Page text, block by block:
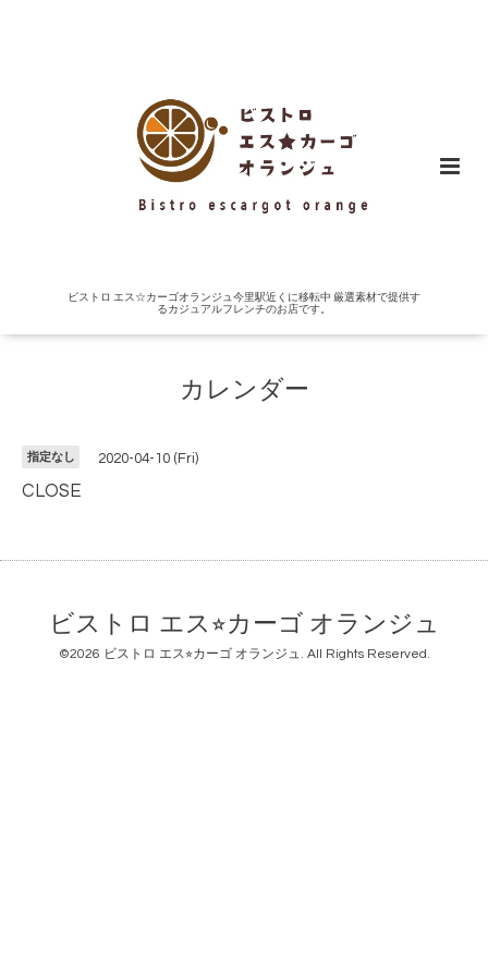
ビストロ エス☆カーゴオランジュ今里駅近くに移転中 厳選素材で提供す
るカジュアルフレンチのお店です。
カレンダー
指定なし 2020-04-10 (Fri)
CLOSE
ビストロ エス⭐︎カーゴ オランジュ
©2026 ビストロ エス⭐︎カーゴ オランジュ. All Rights Reserved.